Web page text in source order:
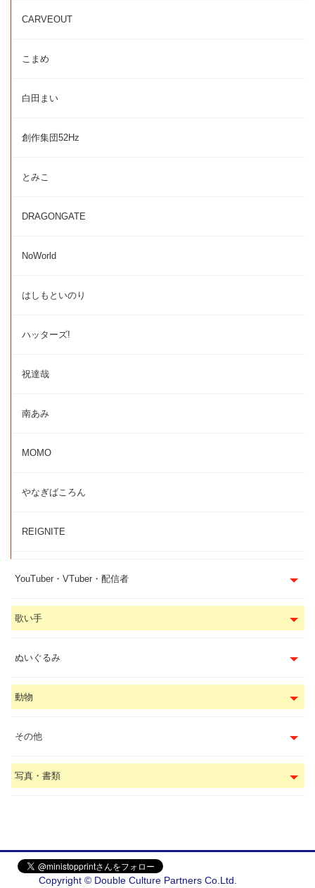
CARVEOUT
こまめ
白田まい
創作集団52Hz
とみこ
DRAGONGATE
NoWorld
はしもといのり
ハッターズ!
祝達哉
南あみ
MOMO
やなぎばころん
REIGNITE
YouTuber・VTuber・配信者
歌い手
ぬいぐるみ
動物
その他
写真・書類
Copyright © Double Culture Partners Co.Ltd.